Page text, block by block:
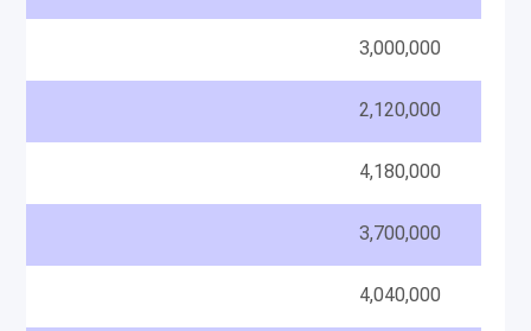
3,000,000
2,120,000
4,180,000
3,700,000
4,040,000